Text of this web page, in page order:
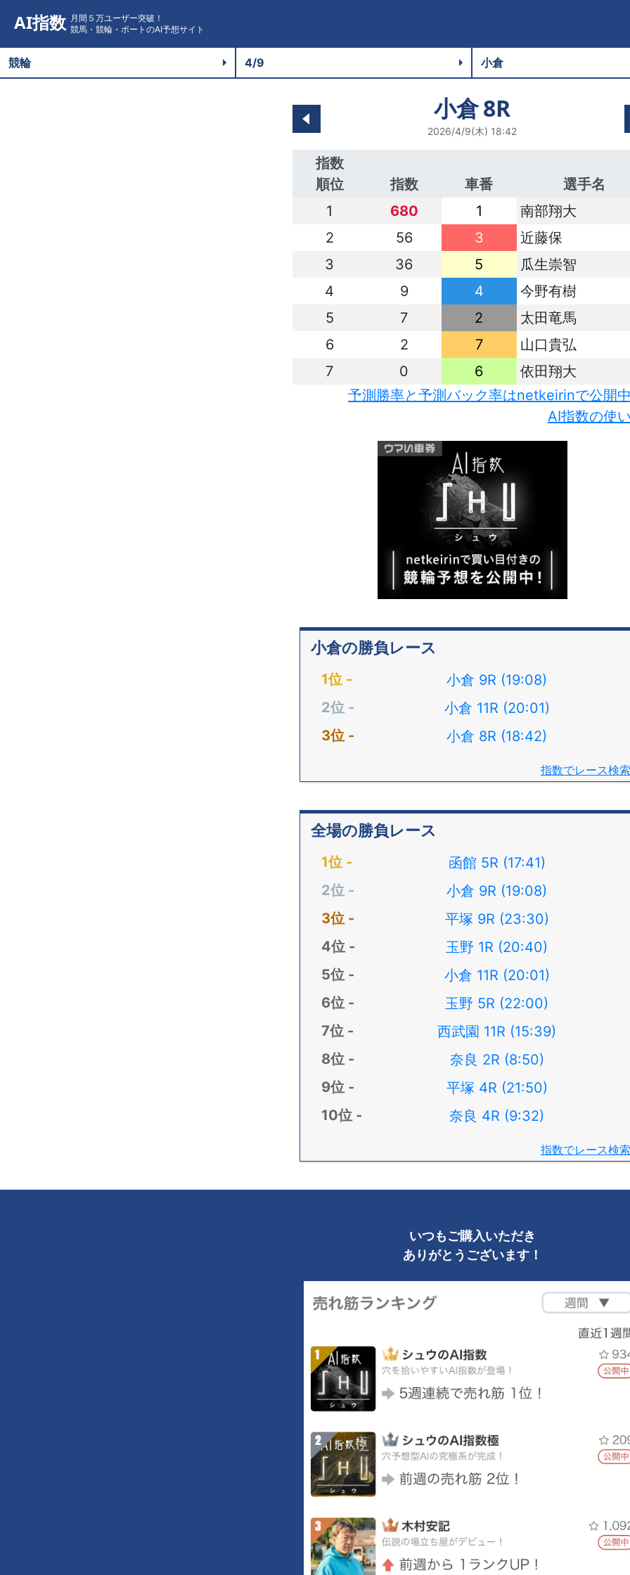
AI指数 月間５万ユーザー突破！
競馬・競輪・ボートのAI予想サイト
小倉8R
2026/4/9(木) 18:42
指数
順位
指数 車番
選手名
1
680 1
南部翔大
2
56 3
近藤保
3
36 5
瓜生崇智
4
9 4
今野有樹
5
7 2
太田竜馬
6
2 7
山口貴弘
7
0 6
依田翔大
予測勝率と予測バック率はnetkeirinで公開
AI指数の使
小倉の勝負レース
小倉 9R (19:08)
小倉 11R (20:01)
小倉 8R (18:42)
指数でレース検索
全場の勝負レース
函館 5R (17:41)
小倉 9R (19:08)
平塚 9R (23:30)
玉野 1R (20:40)
小倉 11R (20:01)
玉野 5R (22:00)
西武園 11R (15:39)
奈良 2R (8:50)
平塚 4R (21:50)
奈良 4R (9:32)
指数でレース検索
いつもご購入いただき
ありがとうございます！